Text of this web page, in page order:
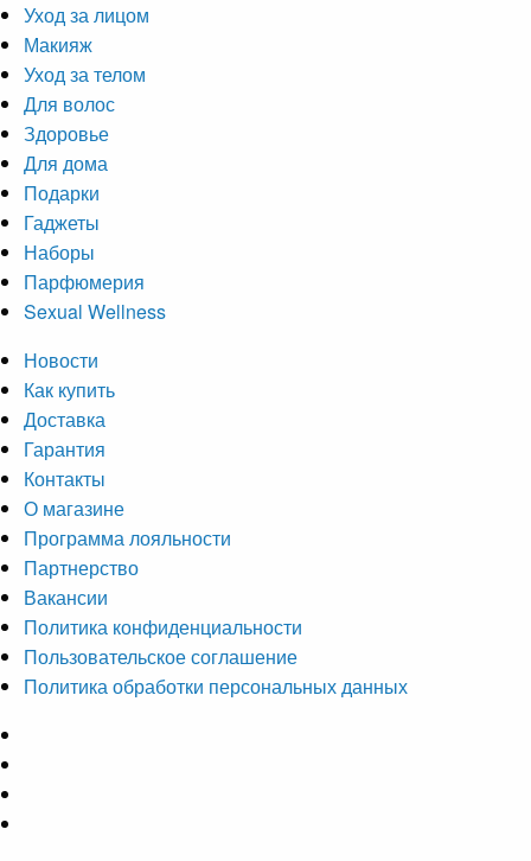
Уход за лицом
Макияж
Уход за телом
Для волос
Здоровье
Для дома
Подарки
Гаджеты
Наборы
Парфюмерия
Sexual Wellness
Новости
Как купить
Доставка
Гарантия
Контакты
О магазине
Программа лояльности
Партнерство
Вакансии
Политика конфиденциальности
Пользовательское соглашение
Политика обработки персональных данных